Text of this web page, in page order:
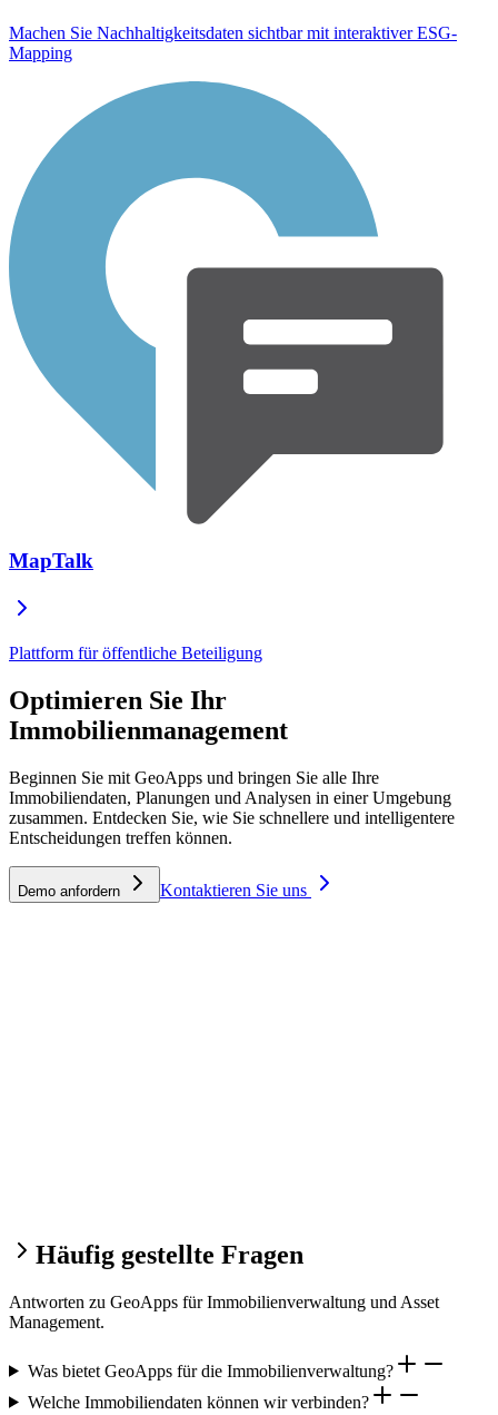
Machen Sie Nachhaltigkeitsdaten sichtbar mit interaktiver ESG-
Mapping
MapTalk
Plattform für öffentliche Beteiligung
Optimieren Sie Ihr
Immobilienmanagement
Beginnen Sie mit GeoApps und bringen Sie alle Ihre
Immobiliendaten, Planungen und Analysen in einer Umgebung
zusammen. Entdecken Sie, wie Sie schnellere und intelligentere
Entscheidungen treffen können.
Demo anfordern Kontaktieren Sie uns
Häufig gestellte Fragen
Antworten zu GeoApps für Immobilienverwaltung und Asset
Management.
Was bietet GeoApps für die Immobilienverwaltung?
Welche Immobiliendaten können wir verbinden?